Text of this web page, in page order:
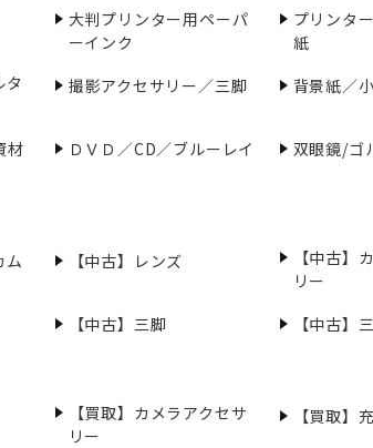
大判プリンター用ペーパ
ーインク
プリンタ
紙
タ
撮影アクセサリー／三脚 背景紙／
材 ＤＶＤ／CD／ブルーレイ 双眼鏡/ゴ
ム 【中古】レンズ
【中古】
リー
【中古】三脚 【中古】
【買取】カメラアクセサ
リー
【買取】